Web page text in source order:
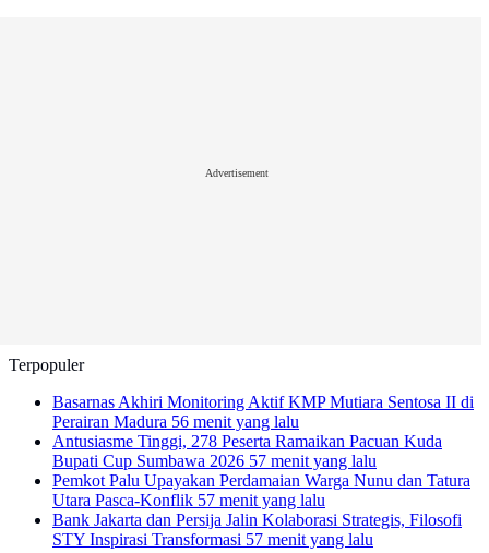
Advertisement
Terpopuler
Basarnas Akhiri Monitoring Aktif KMP Mutiara Sentosa II di
Perairan Madura 56 menit yang lalu
Antusiasme Tinggi, 278 Peserta Ramaikan Pacuan Kuda
Bupati Cup Sumbawa 2026 57 menit yang lalu
Pemkot Palu Upayakan Perdamaian Warga Nunu dan Tatura
Utara Pasca-Konflik 57 menit yang lalu
Bank Jakarta dan Persija Jalin Kolaborasi Strategis, Filosofi
STY Inspirasi Transformasi 57 menit yang lalu